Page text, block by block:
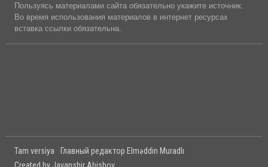
Пользуясь материалами сайта обязательно укажите источник.
Во время использования материалов в интернет ресурсах
вставка ссылки обязательна.
Tam versiya
Главный редактор Elməddin Muradlı
Created by Javanshir Abishov